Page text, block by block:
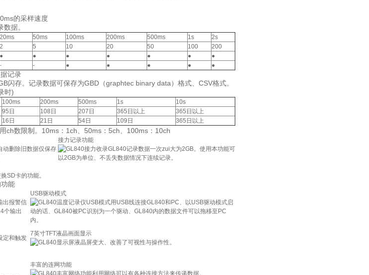
的采样速度
据。
20ms 50ms 100ms 200ms 500ms 1s
2s
2 5 10 20 50 100
200
● ● ● ● ● ●
●
- - ● ● ● ● ●
记录
闪存。记录数据可保存为GBD（graphtec binary data）格式、CSV格式。
时)
100ms 200ms 500ms 1s
10s
95日 108日 207日 365日以上
365日以上
16日 21日 54日 109日 365日以上
ch数限制。10ms：1ch、50ms：5ch、100ms：10ch
动删除旧数据仅保存
接力记录功能
GL840记录数据一次zui大为2GB。使用本功能可
以2GB为单位、不丢失数据情况下连续记录。
SD卡的功能。
能
出报警信
个输出
USB驱动模式
用USB线连接GL840和PC、以USB驱动模式启
动的话、GL840被PC识别为一个驱动、GL840内的数据文件可以拖移至PC
内。
定和触发
7英寸TFT液晶画面显示
液晶屏变大、改善了可视性与操作性。
丰富的连网功能
利用网络可以有各种连接方法来传递数据。